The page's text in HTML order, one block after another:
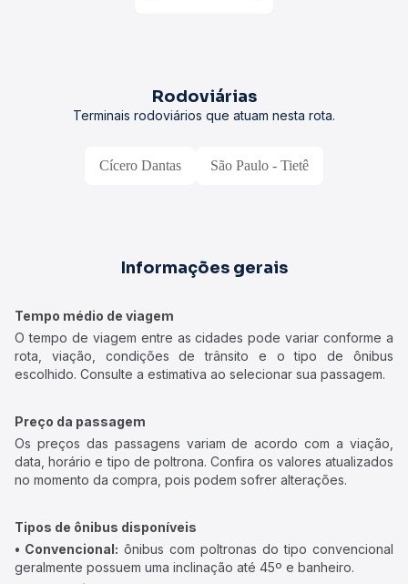
Rodoviárias
Terminais rodoviários que atuam nesta rota.
Cícero Dantas São Paulo - Tietê
Informações gerais
Tempo médio de viagem
O tempo de viagem entre as cidades pode variar conforme a
rota, viação, condições de trânsito e o tipo de ônibus
escolhido. Consulte a estimativa ao selecionar sua passagem.
Preço da passagem
Os preços das passagens variam de acordo com a viação,
data, horário e tipo de poltrona. Confira os valores atualizados
no momento da compra, pois podem sofrer alterações.
Tipos de ônibus disponíveis
• Convencional: ônibus com poltronas do tipo convencional
geralmente possuem uma inclinação até 45º e banheiro.